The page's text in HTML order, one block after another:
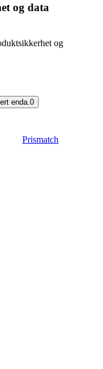
og data
og
enda. 0
Prismatch